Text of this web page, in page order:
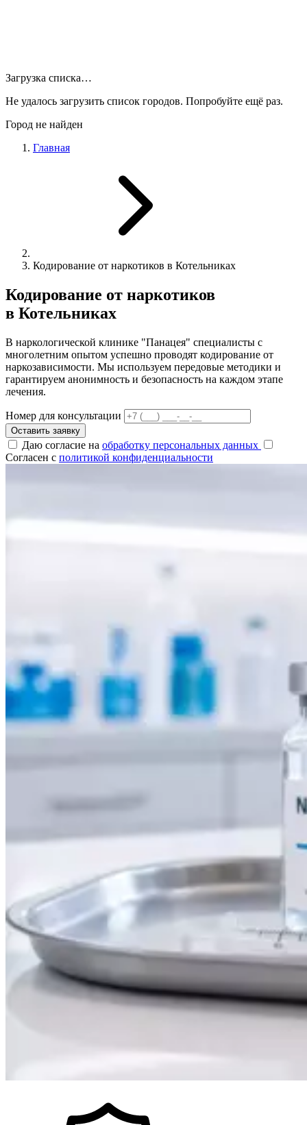
Загрузка списка…
Не удалось загрузить список городов. Попробуйте ещё раз.
Город не найден
Главная
Кодирование от наркотиков в Котельниках
Кодирование от наркотиков
в Котельниках
В наркологической клинике "Панацея" специалисты с
многолетним опытом успешно проводят кодирование от
наркозависимости. Мы используем передовые методики и
гарантируем анонимность и безопасность на каждом этапе
лечения.
Номер для консультации
Оставить заявку
Даю согласие на обработку персональных данных
Согласен с политикой конфиденциальности